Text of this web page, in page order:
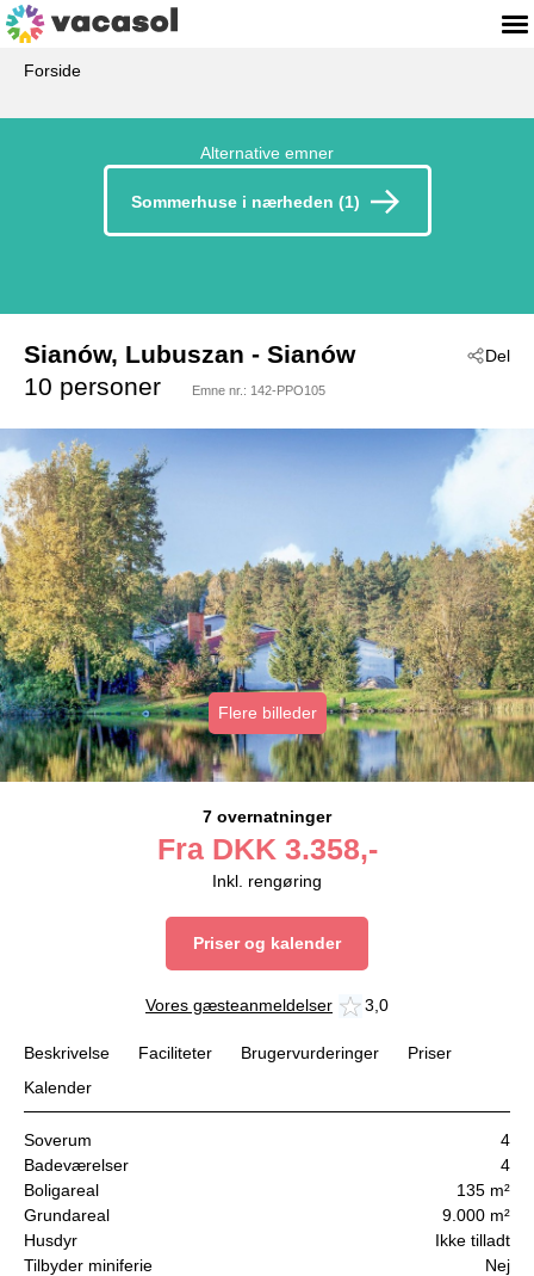
Forside
Alternative emner
Sommerhuse i nærheden (1)
Del
Sianów, Lubuszan
- Sianow
- Sianów
10 personer
Emne nr.: 142-PPO105
Flere billeder
7 overnatninger
Fra DKK 3.358,-
Inkl. rengøring
Priser og kalender
Vores gæsteanmeldelser 3,0
Beskrivelse Faciliteter Brugervurderinger
Priser
Kalender
Soverum
4
Badeværelser
4
Boligareal
135 m²
Grundareal
9.000 m²
Husdyr
Ikke tilladt
Tilbyder miniferie
Nej